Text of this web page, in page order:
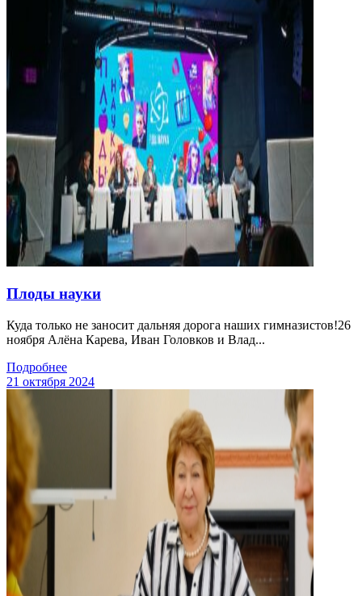
Плоды науки
Куда только не заносит дальняя дорога наших гимназистов!26
ноября Алёна Карева, Иван Головков и Влад...
Подробнее
21 октября 2024